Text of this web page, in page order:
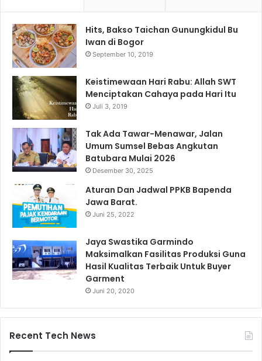
Hits, Bakso Taichan Gunungkidul Bu
Iwan di Bogor
September 10, 2019
Keistimewaan Hari Rabu: Allah SWT
Menciptakan Cahaya pada Hari Itu
Juli 3, 2019
Tak Ada Tawar-Menawar, Jalan
Umum Sumsel Bebas Angkutan
Batubara Mulai 2026
Desember 30, 2025
Aturan Dan Jadwal PPKB Bapenda
Jawa Barat.
Juni 25, 2022
Jaya Swastika Garmindo
Maksimalkan Fasilitas Produksi Guna
Hasil Kualitas Terbaik Untuk Buyer
Garment
Juni 20, 2020
Recent Tech News